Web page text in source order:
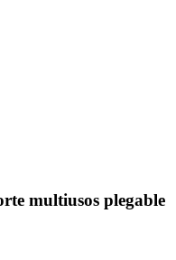
multiusos plegable